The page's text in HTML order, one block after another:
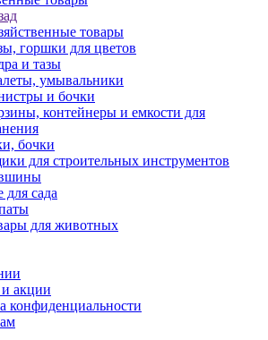
товары
горшки для цветов
и тазы
умывальники
и бочки
контейнеры и емкости для
бочки
для строительных инструментов
для сада
для животных
акции
конфиденциальности